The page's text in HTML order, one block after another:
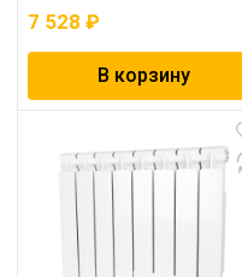
7 528 ₽
В корзину